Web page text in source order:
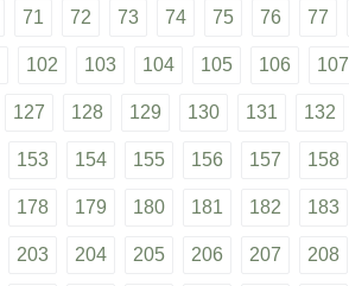
71 72 73 74 75 76 77
102 103 104 105 106 107
127 128 129 130 131 132
153 154 155 156 157 158
178 179 180 181 182 183
203 204 205 206 207 208